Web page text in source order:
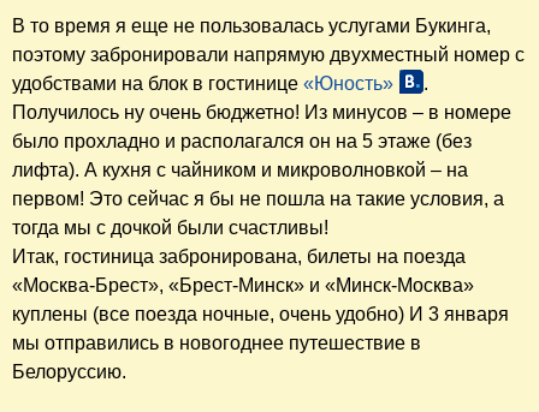
В то время я еще не пользовалась услугами Букинга,
поэтому забронировали напрямую двухместный номер с
удобствами на блок в гостинице «Юность»
.
Получилось ну очень бюджетно! Из минусов – в номере
было прохладно и располагался он на 5 этаже (без
лифта). А кухня с чайником и микроволновкой – на
первом! Это сейчас я бы не пошла на такие условия, а
тогда мы с дочкой были счастливы!
Итак, гостиница забронирована, билеты на поезда
«Москва-Брест», «Брест-Минск» и «Минск-Москва»
куплены (все поезда ночные, очень удобно) И 3 января
мы отправились в новогоднее путешествие в
Белоруссию.